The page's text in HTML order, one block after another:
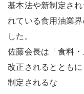
基本法や新制定さ
れている食用油業
した。
佐藤会長は「食料
改正されるととも
制定されるな